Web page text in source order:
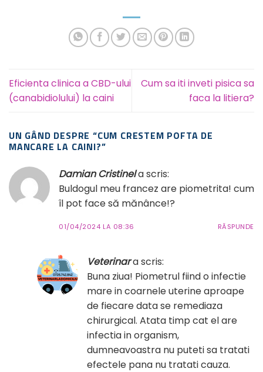
Eficienta clinica a CBD-ului
(canabidiolului) la caini
Cum sa iti inveti pisica sa
faca la litiera?
UN GÂND DESPRE “CUM CRESTEM POFTA DE
MANCARE LA CAINI?”
Damian Cristinela scris:
Buldogul meu francez are piometrita! cum
îl pot face să mănânce!?
01/04/2024 LA 08:36 RĂSPUNDE
Veterinara scris:
Buna ziua! Piometrul fiind o infectie
mare in coarnele uterine aproape
de fiecare data se remediaza
chirurgical. Atata timp cat el are
infectia in organism,
dumneavoastra nu puteti sa tratati
efectele pana nu tratati cauza.